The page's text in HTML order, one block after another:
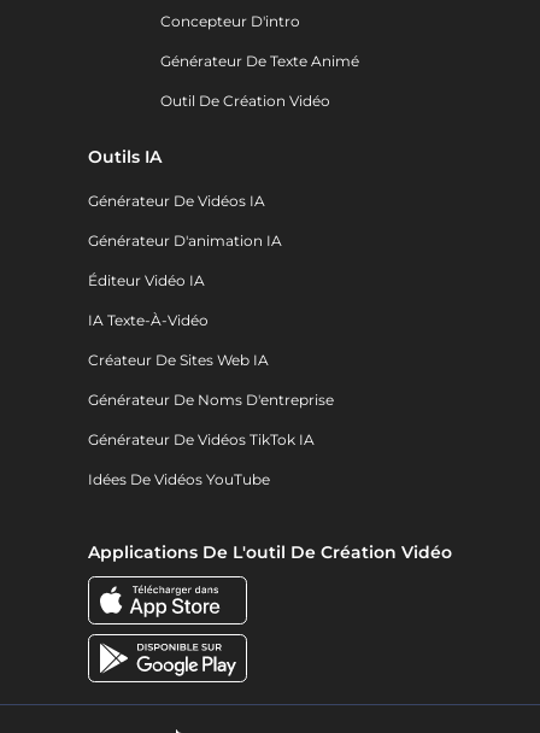
Concepteur D'intro
Générateur De Texte Animé
Outil De Création Vidéo
Outils IA
Générateur De Vidéos IA
Générateur D'animation IA
Éditeur Vidéo IA
IA Texte-À-Vidéo
Créateur De Sites Web IA
Générateur De Noms D'entreprise
Générateur De Vidéos TikTok IA
Idées De Vidéos YouTube
Applications De L'outil De Création Vidéo